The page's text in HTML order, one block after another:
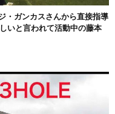
・ガンカスさんから直接指導
いと言われて活動中の藤本